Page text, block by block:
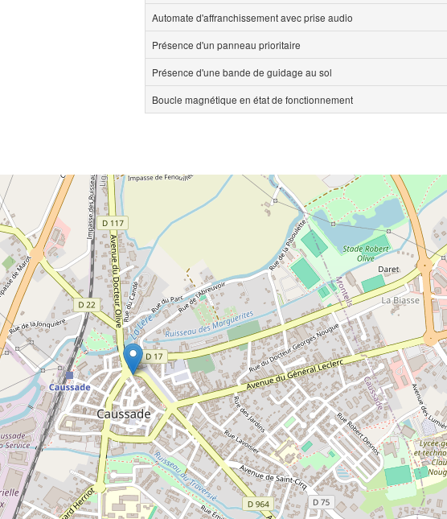
Automate d'affranchissement avec prise audio
Présence d'un panneau prioritaire
Présence d'une bande de guidage au sol
Boucle magnétique en état de fonctionnement